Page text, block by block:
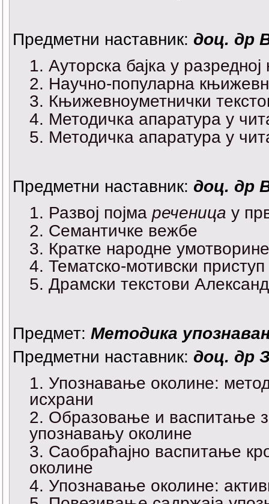
Предметни наставник: доц. др
Ауторска бајка у разредној
Научно-популарна
Књижевноуметнички
Методичка апаратура у
Методичка апаратура у
Предметни наставник: доц. др
Развој појма реченица у
Семантичке вежбе
Кратке народне
Тематско-мотивски
Драмски текстови
Предмет: Методика
Предметни наставник: доц. др
Упознавање околине:
исхрани
Образовање и васпитање
упознавању околине
Саобраћајно васпитање
околине
Упознавање околине: